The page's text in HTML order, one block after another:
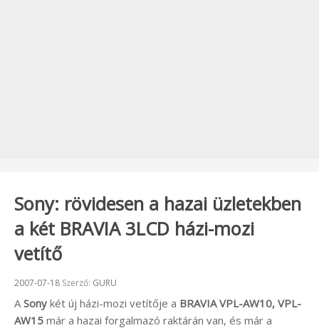
Sony: rövidesen a hazai üzletekben
a két BRAVIA 3LCD házi-mozi
vetítő
Beküldve:
2007-07-18 Szerző: GURU
A Sony két új házi-mozi vetítője a BRAVIAVPL-AW10, VPL-
AW15 már a hazai forgalmazó raktárán van, és már a